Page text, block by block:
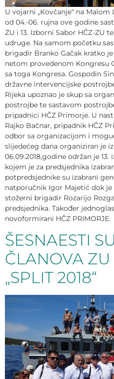
U vojarni „Kovčanje“ na
od 04.-06. rujna ove godine
ZU i 13. Izborni Sabor HČZ-ZU
udruge. Na samom početku
brigadir Branko Gačak kratko
netom provedenom Kongresu
sa toga Kongresa. Gospodin
državne intervencijske
Rijeka upoznao je skup sa
postrojbe te sastavom
pripadnici HČZ Primorje. U
Rajko Bačnar, pripadnik HČZ
odbor sa organizacijom i
slijedećeg dana organiziran je
06.09.2018,godine održan je 13.
kojem je za predsjednika
potpredsjednike su izabrani
natporučnik Igor Majetić dok je
stožerni brigadir Rozarijo
predsjednika. Također
novoformirani HČZ PRIMORJE.
ŠESNAESTI
ČLANOVA ZU
„SPLIT 2018“